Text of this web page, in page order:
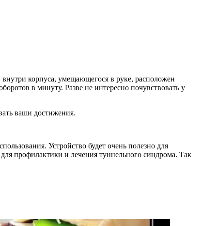
корпуса, умещающегося в руке, расположен
в минуту. Разве не интересно почувствовать у
ваши достижения.
Устройство будет очень полезно для
профилактики и лечения туннельного синдрома. Так